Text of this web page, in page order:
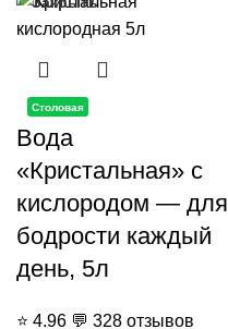
Столовая
Вода
«Кристальная» с
кислородом — для
бодрости каждый
день, 5л
⭐ 4.96 💬 328 отзывов